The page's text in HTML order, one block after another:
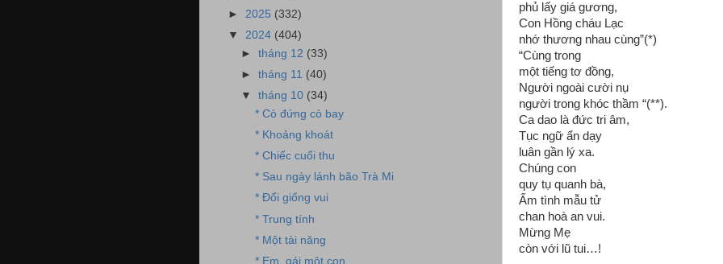
phủ lấy giá gương,
Con Hồng cháu Lạc
nhớ thương nhau cùng”(*)
“Cùng trong
một tiếng tơ đồng,
Người ngoài cười nụ
người trong khóc thầm “(**).
Ca dao là đức tri âm,
Tục ngữ ẩn dạy
luân gần lý xa.
Chúng con
quy tụ quanh bà,
Ấm tình mẫu tử
chan hoà an vui.
Mừng Mẹ
còn với lũ tui…!
► 2025 (332)
▼ 2024 (404)
►tháng 12 (33)
►tháng 11 (40)
▼tháng 10 (34)
* Cò đứng cò bay
* Khoảng khoát
* Chiếc cuối thu
* Sau ngày lánh bão Trà Mi
* Đổi giống vui
* Trung tính
* Một tài năng
* Em, gái một con